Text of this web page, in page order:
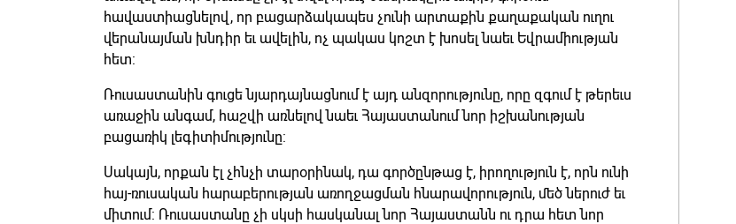
հավաստիացնելով, որ բացարձակապես չունի արտաքին քաղաքական ուղու
վերանայման խնդիր եւ ավելին, ոչ պակաս կոշտ է խոսել նաեւ Եվրամիության
հետ:
Ռուսաստանին գուցե նյարդայնացնում է այդ անզորությունը, որը զգում է թերեւս
առաջին անգամ, հաշվի առնելով նաեւ Հայաստանում նոր իշխանության
բացառիկ լեգիտիմությունը:
Սակայն, որքան էլ չհնչի տարօրինակ, դա գործընթաց է, իրողություն է, որն ունի
հայ-ռուսական հարաբերության առողջացման հնարավորություն, մեծ ներուժ եւ
միտում: Ռուսաստանը չի սկսի հասկանալ նոր Հայաստանն ու դրա հետ նոր